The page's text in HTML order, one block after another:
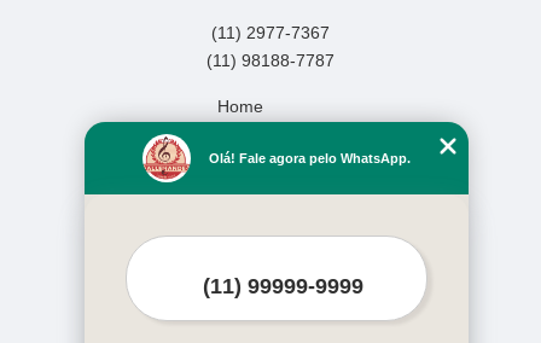
(11) 2977-7367
(11) 98188-7787
Home
Missão
Olá! Fale agora pelo WhatsApp.